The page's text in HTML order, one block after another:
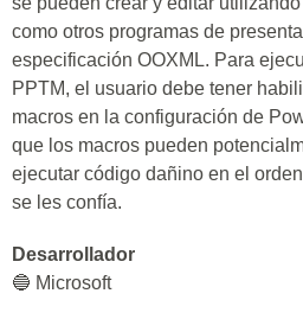
como otros programas de
especificación OOXML. Para
PPTM, el usuario debe tener
macros en la configuración de
que los macros pueden
ejecutar código dañino en el
se les confía.
Desarrollador
🔵 Microsoft